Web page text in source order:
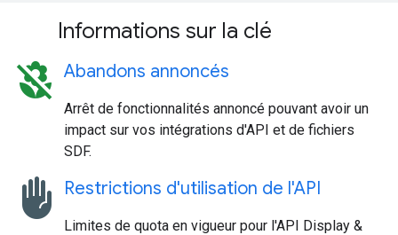
Informations sur la clé
macro_off Abandons annoncés
Arrêt de fonctionnalités annoncé pouvant avoir un
impact sur vos intégrations d'API et de fichiers
SDF.
front_hand Restrictions d'utilisation de l'API
Limites de quota en vigueur pour l'API Display &